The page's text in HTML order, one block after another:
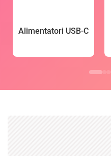
Alimentatori USB-C